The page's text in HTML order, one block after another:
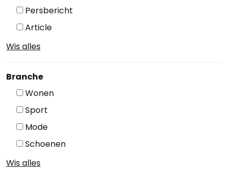
Persbericht
Article
Wis alles
Branche
Wonen
Sport
Mode
Schoenen
Wis alles